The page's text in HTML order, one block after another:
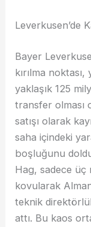
Leverkusen’de
Bayer
kırılma
yaklaşık 125
transfer olması
satışı olarak
saha içindeki
boşluğunu
Hag, sadece üç
kovularak
teknik
attı. Bu kaos